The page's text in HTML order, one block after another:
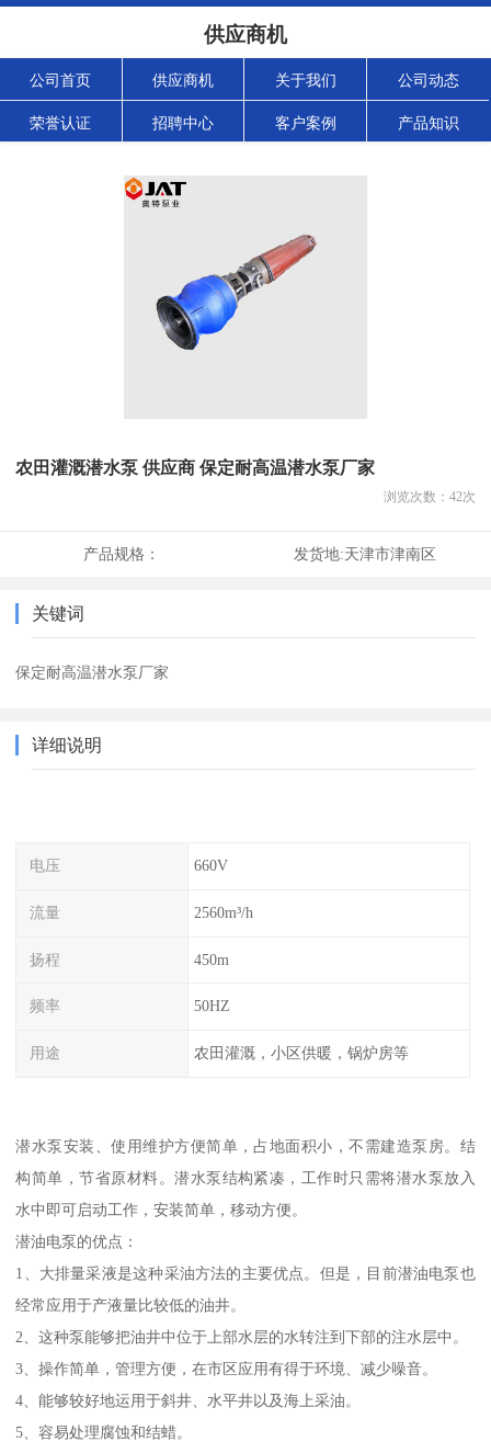
供应商机
公司首页 供应商机 关于我们 公司动态
荣誉认证 招聘中心 客户案例 产品知识
农田灌溉潜水泵 供应商 保定耐高温潜水泵厂家
浏览次数： 42次
产品规格： 发货地:天津市津南区
关键词
保定耐高温潜水泵厂家
详细说明
电压 660V
流量 2560m³/h
扬程 450m
频率 50HZ
用途 农田灌溉，小区供暖，锅炉房等
潜水泵安装、使用维护方便简单，占地面积小，不需建造泵房。结
构简单，节省原材料。潜水泵结构紧凑，工作时只需将潜水泵放入
水中即可启动工作，安装简单，移动方便。
潜油电泵的优点：
1、大排量采液是这种采油方法的主要优点。但是，目前潜油电泵也
经常应用于产液量比较低的油井。
2、这种泵能够把油井中位于上部水层的水转注到下部的注水层中。
3、操作简单，管理方便，在市区应用有得于环境、减少噪音。
4、能够较好地运用于斜井、水平井以及海上采油。
5、容易处理腐蚀和结蜡。